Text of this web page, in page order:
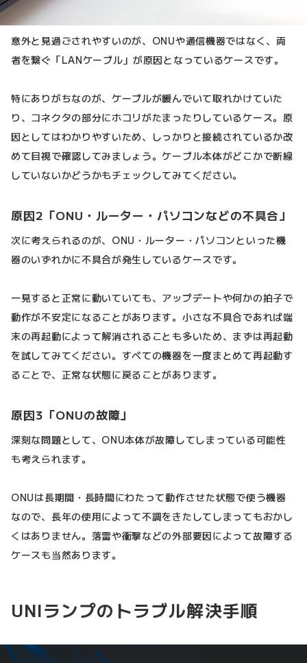
意外と見過ごされやすいのが、ONUや通信機器ではなく、両
者を繋ぐ「LANケーブル」が原因となっているケースです。
特にありがちなのが、ケーブルが緩んでいて取れかけていた
り、コネクタの部分にホコリがたまったりしているケース。原
因としてはわかりやすいため、しっかりと接続されているか改
めて目視で確認してみましょう。ケーブル本体がどこかで断線
していないかどうかもチェックしてみてください。
原因2「ONU・ルーター・パソコンなどの不具合」
次に考えられるのが、ONU・ルーター・パソコンといった機
器のいずれかに不具合が発生しているケースです。
一見すると正常に動いていても、アップデートや何かの拍子で
動作が不安定になることがあります。小さな不具合であれば端
末の再起動によって解消されることも多いため、まずは再起動
を試してみてください。すべての機器を一度まとめて再起動す
ることで、正常な状態に戻ることがあります。
原因3「ONUの故障」
深刻な問題として、ONU本体が故障してしまっている可能性
も考えられます。
ONUは長期間・長時間にわたって動作させた状態で使う機器
なので、長年の使用によって不調をきたしてしまってもおかし
くはありません。落雷や衝撃などの外部要因によって故障する
ケースも当然あります。
UNIランプのトラブル解決手順